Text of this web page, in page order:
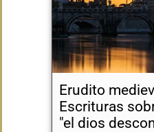
Erudito
Escrituras
"el dios